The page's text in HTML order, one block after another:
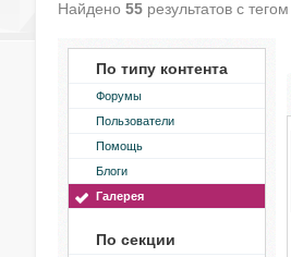
Найдено 55 результатов с тегом
По типу контента
Форумы
Пользователи
Помощь
Блоги
Галерея
По секции